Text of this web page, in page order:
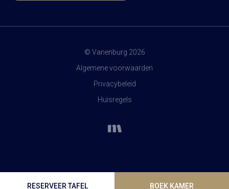
RESERVEER TAFEL BOEK KAMER
© Vanenburg 2026
Algemene voorwaarden
Privacybeleid
Huisregels